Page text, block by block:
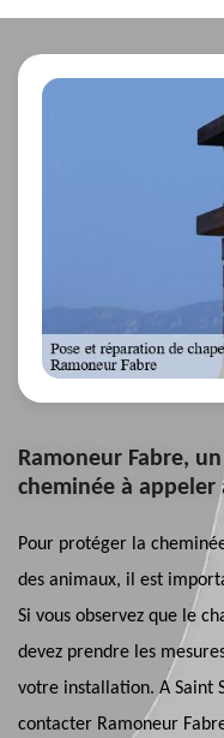
Ramoneur Fabre,
cheminée à appeler
Pour protéger la
des animaux, il est
Si vous observez que le
devez prendre les
votre installation. A Saint
contacter Ramoneur